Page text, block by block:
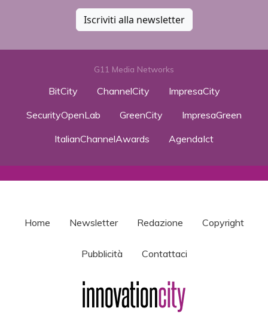
Iscriviti alla newsletter
G11 Media Networks
BitCity ChannelCity
ImpresaCity
SecurityOpenLab
GreenCity
ImpresaGreen
ItalianChannelAwards
AgendaIct
Home Newsletter Redazione Copyright
Pubblicità Contattaci